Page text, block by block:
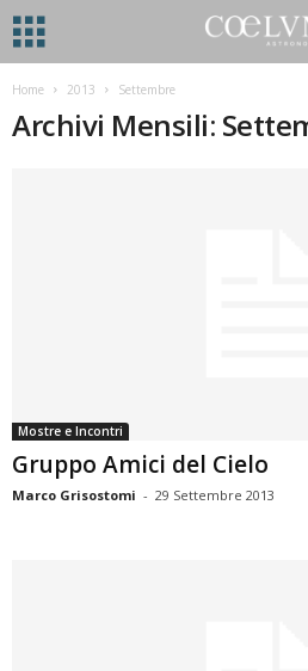
Home 2013 Settembre
Archivi Mensili:
Mostre e Incontri
Gruppo Amici del Cielo
Marco Grisostomi - 29 Settembre 2013